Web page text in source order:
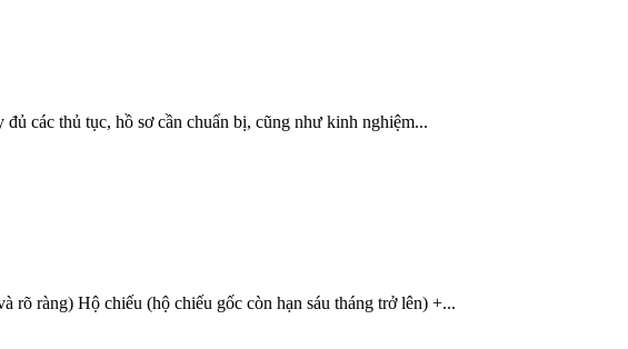
các thủ tục, hồ sơ cần chuẩn bị, cũng như kinh nghiệm...
rõ ràng) Hộ chiếu (hộ chiếu gốc còn hạn sáu tháng trở lên) +...